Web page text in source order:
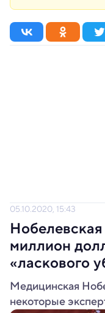
05.10.2020, 15:43
миллион
«ласкового
Медицинская
некоторые